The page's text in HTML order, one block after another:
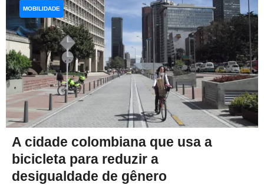
A cidade colombiana que usa a
bicicleta para reduzir a
desigualdade de gênero
MOBILIDADE